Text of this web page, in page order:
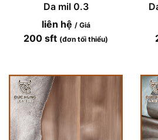
Da mil 0.3
liên hệ / Giá
200 sft (đơn tối thiểu)